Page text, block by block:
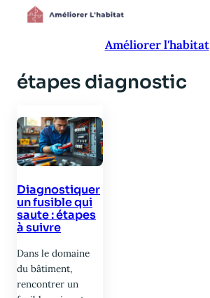
Aller
Améliorer l'habitat
étapes diagnostic
Diagnostiquer
un fusible qui
saute : étapes
à suivre
Dans le domaine
du bâtiment,
rencontrer un